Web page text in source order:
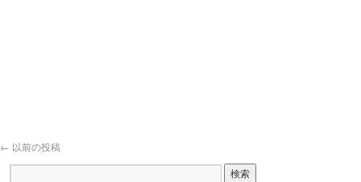
← 以前の投稿